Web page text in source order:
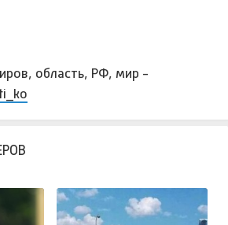
область, РФ, мир -